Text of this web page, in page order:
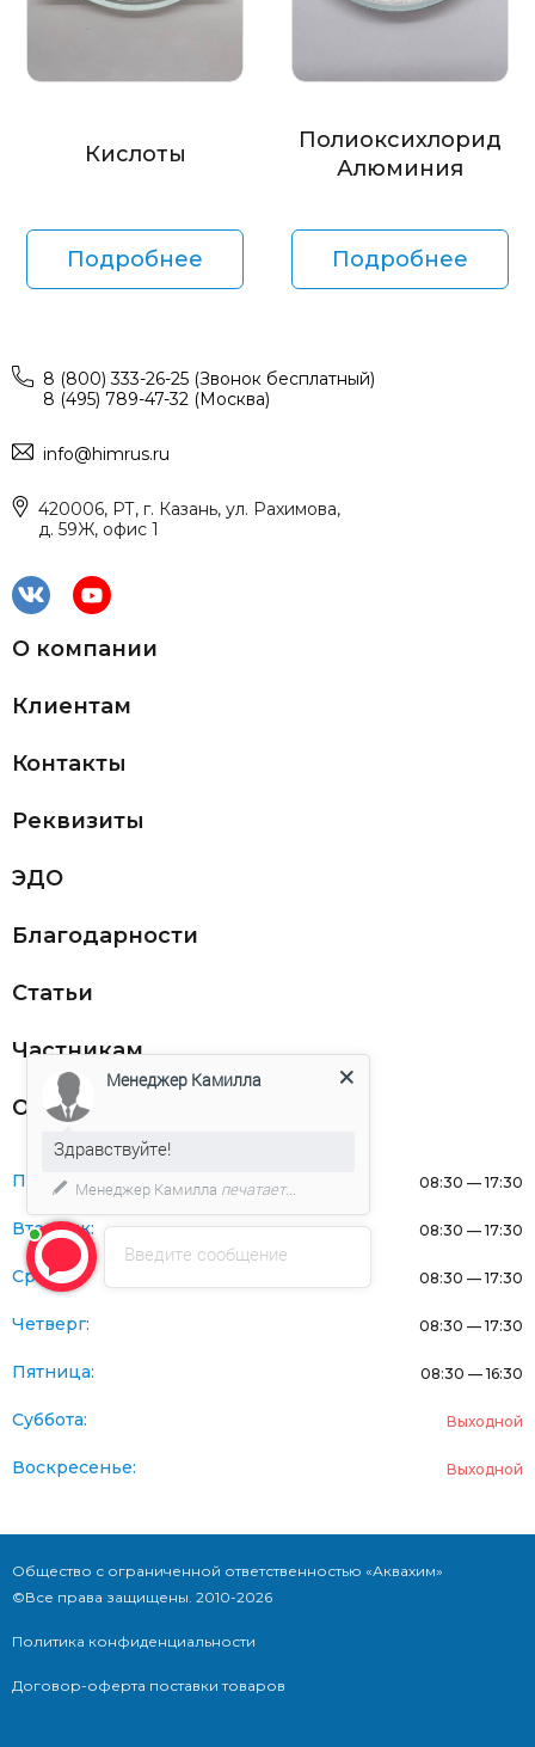
Кислоты
Подробнее
Полиоксихлорид
Алюминия
Подробнее
8 (800) 333-26-25 (Звонок бесплатный)
8 (495) 789-47-32 (Москва)
info@himrus.ru
420006, РТ, г. Казань, ул. Рахимова,
д. 59Ж, офис 1
О компании
Клиентам
Контакты
Реквизиты
ЭДО
Благодарности
Статьи
Частникам
Оферта
Понедельник: 08:30 — 17:30
Вторник: 08:30 — 17:30
Среда: 08:30 — 17:30
Четверг: 08:30 — 17:30
Пятница: 08:30 — 16:30
Суббота: Выходной
Воскресенье: Выходной
Общество с ограниченной ответственностью «Аквахим»
©Все права защищены. 2010-2026
Политика конфиденциальности
Договор-оферта поставки товаров
Введите сообщение
Менеджер Камилла
Здравствуйте!
Менеджер Камилла печатает...